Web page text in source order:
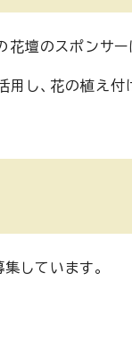
花壇のスポンサ
し、花の植え
しています。